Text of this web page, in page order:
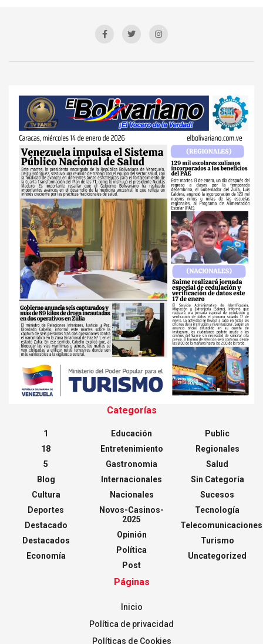
Categorías
1
18
5
Blog
Cultura
Deportes
Destacado
Destacados
Economía
Educación
Entretenimiento
Gastronomia
Internacionales
Nacionales
Novos-Casinos-
2025
Opinión
Política
Post
Public
Regionales
Salud
Sin Categoría
Sucesos
Tecnología
Telecomunicaciones
Turismo
Uncategorized
Páginas
Inicio
Política de privacidad
Políticas de Cookies